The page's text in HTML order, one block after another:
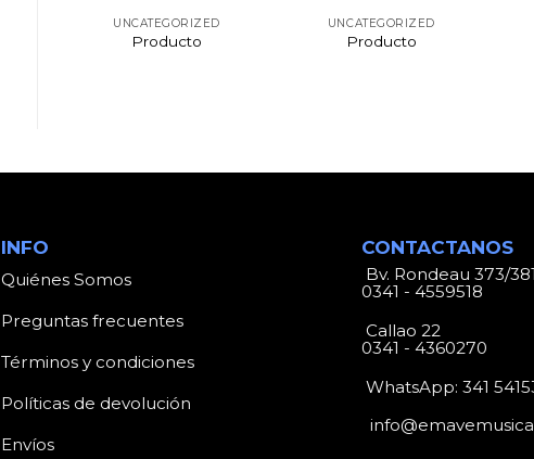
UNCATEGORIZED
Producto
UNCATEGORIZED
Producto
INFO
Quiénes Somos
Preguntas frecuentes
Términos y condiciones
Políticas de devolución
Envíos
CONTACTANOS
Bv. Rondeau 373/381
0341 - 4559518
Callao 22
0341 - 4360270
WhatsApp:341